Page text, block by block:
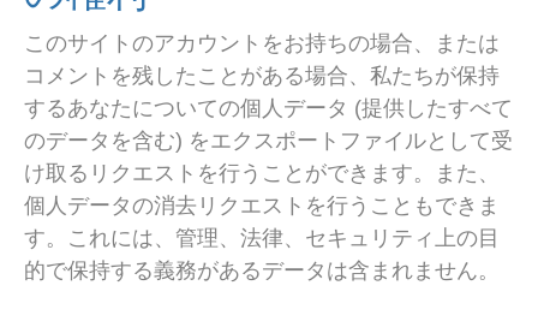
このサイトのアカウントをお持ちの場合、または
コメントを残したことがある場合、私たちが保持
するあなたについての個人データ (提供したすべて
のデータを含む) をエクスポートファイルとして受
け取るリクエストを行うことができます。また、
個人データの消去リクエストを行うこともできま
す。これには、管理、法律、セキュリティ上の目
的で保持する義務があるデータは含まれません。